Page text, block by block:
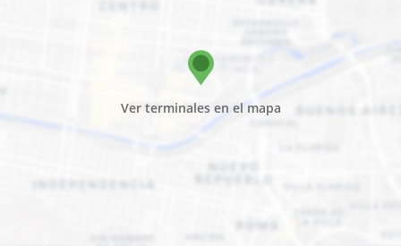
Ver terminales en el mapa